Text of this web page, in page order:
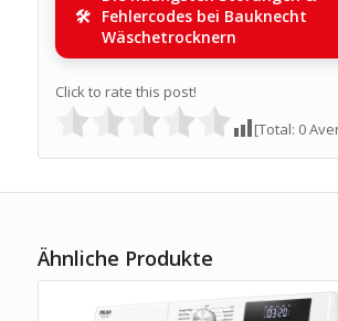
Fehlercodes bei Bauknecht
Wäschetrocknern
Click to rate this post!
[Total: 0
Ähnliche Produkte